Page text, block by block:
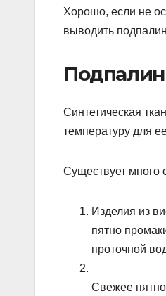
Хорошо, если не
выводить
Синтетическая
температуру для
Существует много
Изделия из
пятно
проточной
Свежее